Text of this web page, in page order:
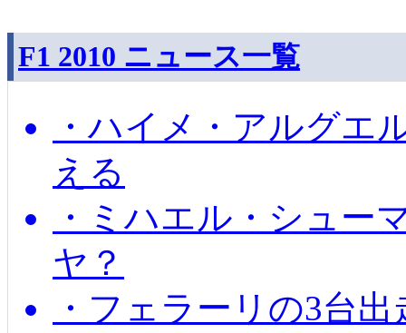
F1 2010 ニュース一覧
・ハイメ・アルグエ
える
・ミハエル・シュー
ヤ？
・フェラーリの3台